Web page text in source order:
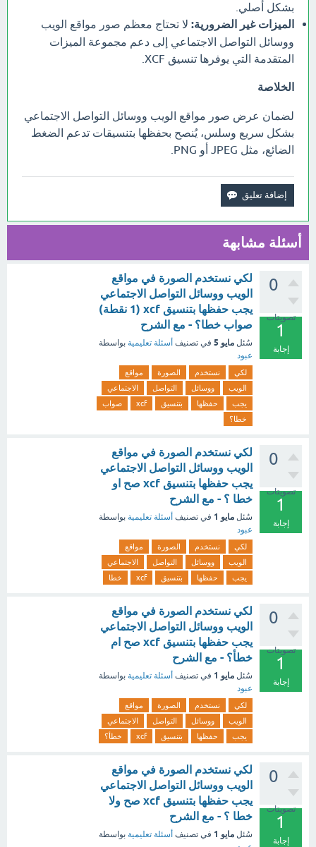
بشكل أصلي.
الميزات غير الضرورية: لا تحتاج معظم صور مواقع الويب
ووسائل التواصل الاجتماعي إلى دعم مجموعة الميزات
المتقدمة التي يوفرها تنسيق XCF.
الخلاصة
لضمان عرض صور مواقع الويب ووسائل التواصل الاجتماعي
بشكل سريع وسلس، يُنصح بحفظها بتنسيقات تدعم الضغط
الضائع، مثل JPEG أو PNG.
أسئلة مشابهة
0
تصويتات
1
إجابة
لكي نستخدم الصورة في مواقع
الويب ووسائل التواصل الاجتماعي
يجب حفظها بتنسيق xcf (1 نقطة)
صواب خطا؟ - مع الشرح
سُئل مايو 5 في تصنيف أسئلة تعليمية بواسطة
عبود
لكي نستخدم الصورة
مواقع
الويب
ووسائل التواصل
الاجتماعي
يجب
حفظها بتنسيق xcf
صواب
خطا؟
0
تصويتات
1
إجابة
لكي نستخدم الصورة في مواقع
الويب ووسائل التواصل الاجتماعي
يجب حفظها بتنسيق xcf صح او
خطا ؟ - مع الشرح
سُئل مايو 1 في تصنيف أسئلة تعليمية بواسطة
عبود
لكي نستخدم الصورة
مواقع
الويب
ووسائل التواصل
الاجتماعي
يجب
حفظها بتنسيق xcf خطا
0
تصويتات
1
إجابة
لكي نستخدم الصورة في مواقع
الويب ووسائل التواصل الاجتماعي
يجب حفظها بتنسيق xcf صح ام
خطأ؟ - مع الشرح
سُئل مايو 1 في تصنيف أسئلة تعليمية بواسطة
عبود
لكي نستخدم الصورة
مواقع
الويب
ووسائل التواصل
الاجتماعي
يجب
حفظها بتنسيق xcf خطأ؟
0
تصويتات
1
إجابة
لكي نستخدم الصورة في مواقع
الويب ووسائل التواصل الاجتماعي
يجب حفظها بتنسيق xcf صح ولا
خطا ؟ - مع الشرح
سُئل مايو 1 في تصنيف أسئلة تعليمية بواسطة